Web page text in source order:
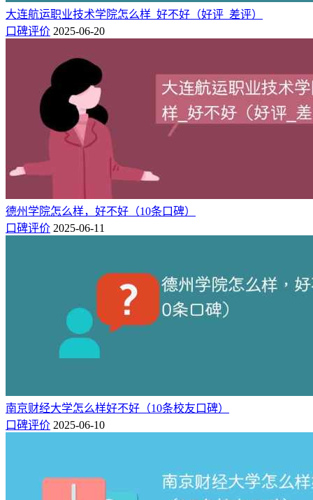
从学生角度来讲，受益匪浅，教师认真负责，呕心沥血，校领
学习！给学生提供更好的出路。
凑活，设备并不多，但是该有的也
有，，，，，，，，，，，，，，，，，，，，，，，，，
口碑6：
便，最大的校区是北校区，在火车站附近，人最多，职业技术
学院都差不多，如果本地就学校就没必要跑太远去别的城市学
习
学校设施一般，平时课不是很多，毕竟是大专吧，还可以吧，
学习！给学生提供更好的出路。
口碑9：
较小。学校平时的各种活动太多，影响平时的学习。不过学校
地处保定市最繁华的地带，进行一些社会实践活动的时候比较
大连航运职业技术学院怎么样_好不好（好评_差评）
口碑评价 2025-06-20
德州学院怎么样，好不好（10条口碑）
口碑评价 2025-06-11
南京财经大学怎么样好不好（10条校友口碑）
口碑评价 2025-06-10